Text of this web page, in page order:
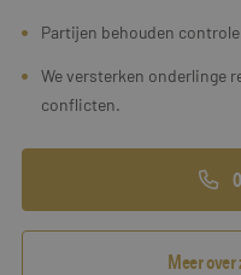
Partijen behouden
We versterken onderlinge
conflicten.
Meer